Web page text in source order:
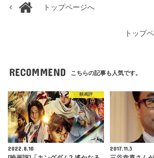
トップページへ
トップ
RECOMMEND こちらの記事も人気です。
映画評
2022.8.10
2017.11.3